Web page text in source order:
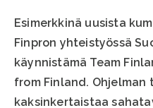
Esimerkkinä uusista
Finpron yhteistyössä
käynnistämä Team
from Finland. Ohjelman
kaksinkertaistaa